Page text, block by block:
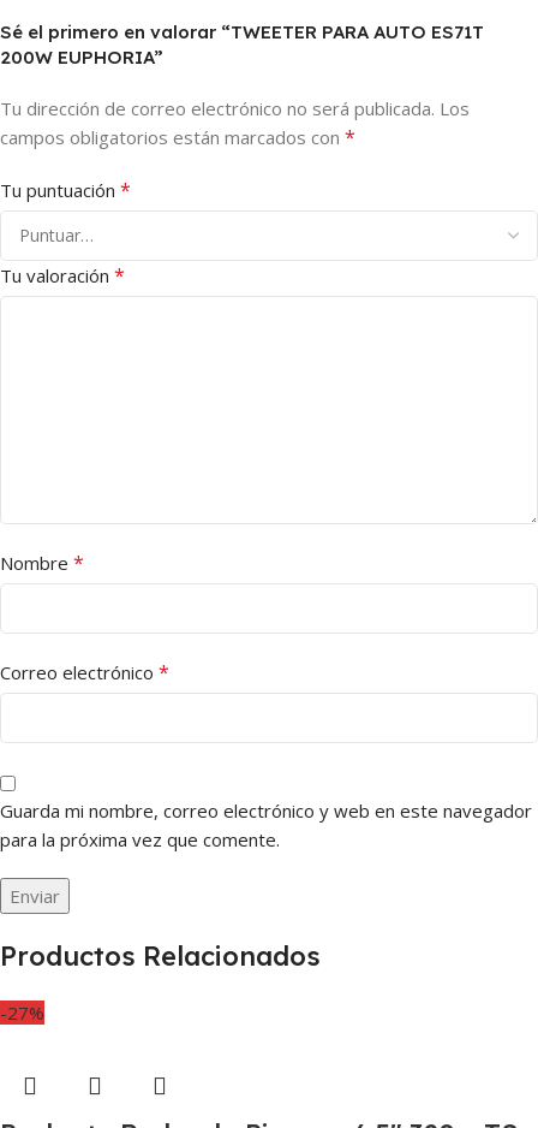
Sé el primero en valorar “TWEETER PARA AUTO ES71T
200W EUPHORIA”
Tu dirección de correo electrónico no será publicada. Los
campos obligatorios están marcados con *
Tu puntuación *
Tu valoración *
Nombre *
Correo electrónico *
Guarda mi nombre, correo electrónico y web en este navegador
para la próxima vez que comente.
Productos Relacionados
-27%